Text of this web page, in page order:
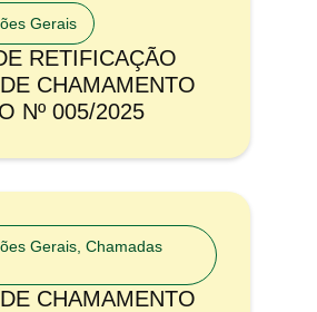
Gerais
RETIFICAÇÃO
CHAMAMENTO
Nº 005/2025
Gerais Chamadas
CHAMAMENTO